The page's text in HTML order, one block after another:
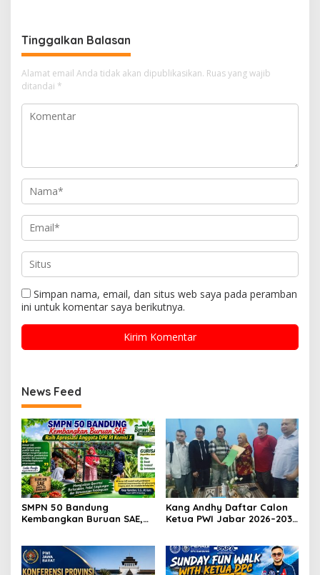
Tinggalkan Balasan
Alamat email Anda tidak akan dipublikasikan. Ruas yang wajib
ditandai *
Simpan nama, email, dan situs web saya pada peramban
ini untuk komentar saya berikutnya.
News Feed
SMPN 50 Bandung
Kembangkan Buruan SAE,
Kang Andhy Daftar Calon
Ketua PWI Jabar 2026–2031,
Karier Internasional